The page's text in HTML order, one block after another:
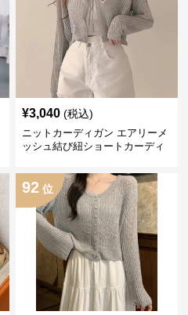
¥3,040 (税込)
ニットカーディガン エアリーメ
ッシュ結び紐ショートカーディ
92 位